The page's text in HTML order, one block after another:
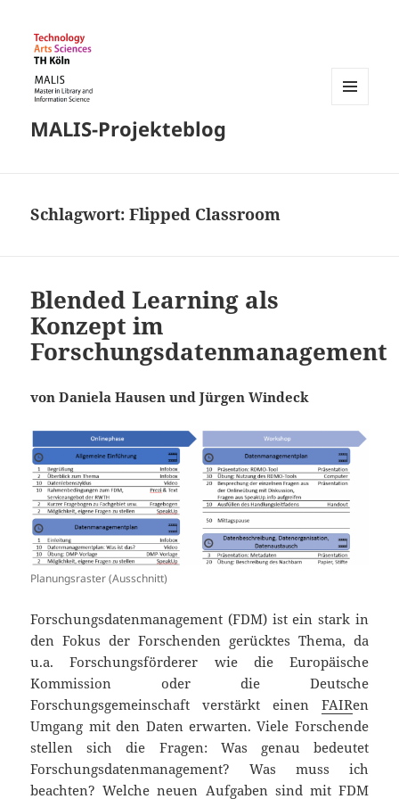
MALIS-Projekteblog
Schlagwort:Flipped Classroom
Blended Learning als
Konzept im
Forschungsdatenmanagement
von Daniela Hausen und Jürgen Windeck
Planungsraster (Ausschnitt)
Forschungsdatenmanagement (FDM) ist ein stark in
den Fokus der Forschenden gerücktes Thema, da
u.a. Forschungsförderer wie die Europäische
Kommission oder die Deutsche
Forschungsgemeinschaft verstärkt einen FAIRen
Umgang mit den Daten erwarten. Viele Forschende
stellen sich die Fragen: Was genau bedeutet
Forschungsdatenmanagement? Was muss ich
beachten? Welche neuen Aufgaben sind mit FDM